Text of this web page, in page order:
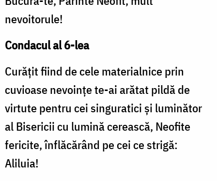
nevoitorule!
Condacul al 6-lea
Curățit fiind de cele materialnice prin
cuvioase nevoințe te-ai arătat pildă de
virtute pentru cei singuratici și luminător
al Bisericii cu lumină cerească, Neofite
fericite, înflăcărând pe cei ce strigă:
Aliluia!